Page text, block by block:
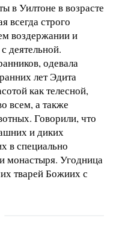
в Уилтоне в возрасте
всегда строго
воздержании и
деятельной.
одевала
лет Эдита
как телесной,
всем, а также
Говорили, что
и диких
в специально
монастыря. Угодница
тварей Божиих с